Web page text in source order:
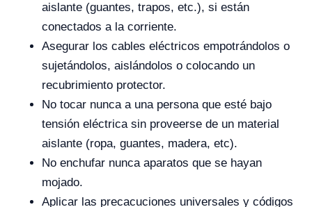
aislante (guantes, trapos, etc.), si están
conectados a la corriente.
Asegurar los cables eléctricos empotrándolos o
sujetándolos, aislándolos o colocando un
recubrimiento protector.
No tocar nunca a una persona que esté bajo
tensión eléctrica sin proveerse de un material
aislante (ropa, guantes, madera, etc).
No enchufar nunca aparatos que se hayan
mojado.
Aplicar las precacuciones universales y códigos